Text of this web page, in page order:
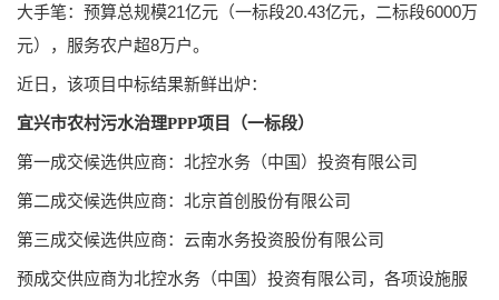
大手笔：预算总规模21亿元（一标段20.43亿元，二标段6000万
元），服务农户超8万户。
近日，该项目中标结果新鲜出炉：
宜兴市农村污水治理PPP项目（一标段）
第一成交候选供应商：北控水务（中国）投资有限公司
第二成交候选供应商：北京首创股份有限公司
第三成交候选供应商：云南水务投资股份有限公司
预成交供应商为北控水务（中国）投资有限公司，各项设施服